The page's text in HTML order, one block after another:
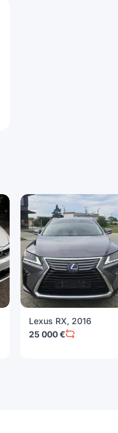
Lexus RX, 2016
25 000 €